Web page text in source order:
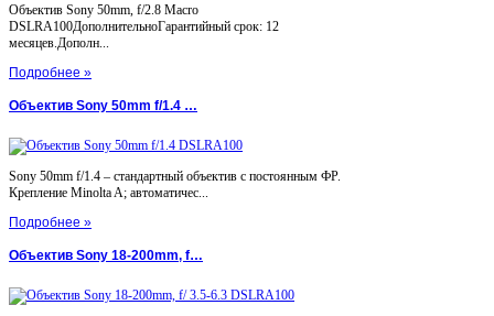
Объектив Sony 50mm, f/2.8 Macro
DSLRA100ДополнительноГарантийный срок: 12
месяцев.Дополн...
Подробнее »
Объектив Sony 50mm f/1.4 …
Sony 50mm f/1.4 – стандартный объектив с постоянным ФР.
Крепление Minolta A; автоматичес...
Подробнее »
Объектив Sony 18-200mm, f…